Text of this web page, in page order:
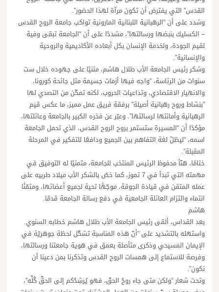
القدس” التي يفترض أن تكون مرآة لهذا الحضور”.
وشدد على أن “الرهبانية اللبنانية المارونية تواكب جامعة الروح القدس
– الكسليك بنبضها ورسالتها”، مشددًا على أن “الجامعة تبقى وفية
لقيم الجودة، ولخدمة الإنسان بكل أبعاده الأكاديمية والروحية
والإنسانية”.
وشكر رئيس الجامعة الأب طلال هاشم، مثنيًا على جهوده خلال ست
سنوات من الرئاسة، “واجه فيها أزمات جسيمة مثل جائحة كورونا،
والانهيار الاقتصادي، وتداعيات الحروب، لكنه تمكّن من التصدي لها
“بنشاط وروح رهبانية أصيلة” برفقة فريق عمل مميز، ما عكس قيم
الرهبانية وأمانتها لرسالتها”. وعبّر عن فخره الكبير بالجامعة وعائلتها،
مؤكدًا أن “المسيرة ستستمر بروح الروح القدس، الذي تحمل الجامعة
اسمه، “ليظلّ لغة التفاهم بين الجميع ودافعًا للتفكير في المرحلة
المقبلة”.
ختامًا، هنّأ محفوظ الرئيس المنتخب للجامعة، متمنيًا له التوفيق في
مهمته التي تبدأ في 7 تموز، كما خصّ بالشكر الأب ميلاد طربيه على
عمله المتقن في قيادة الجوقة، موجّهًا تحية لجميع أعضائها، ومثمّنًا
انتماء والتزام العائلة الجامعية في دفع رسالة الجامعة قدمًا.
هاشم
بعد القداس، ألقى رئيس الجامعة الأب طلال هاشم خطابه السنوي.
واستهله بالتشديد على “أنّ هذه المناسبة تشكّل لحظة جوهريّة في
الإيمان المسيحي وذكرى متأصلة بعمق في هوية جامعتنا ورسالتها،
وفرصة للاستماع إلى همسات الروح القدس وتذكرنا بمن دعينا أن
نكون”.
وتحت شعار “ولكن متى جاء روحُ الحقّ، فهو يُرشِدُكم إلى الحقِّ كُلِّه”،